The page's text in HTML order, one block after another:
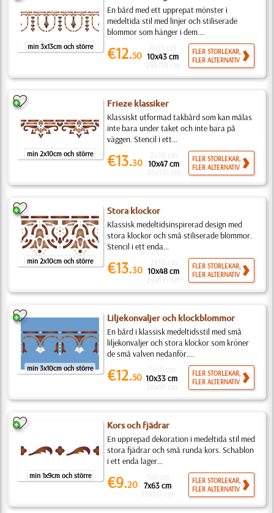
min 3x13cm och större
En bård med ett upprepat mönster i
medeltida stil med linjer och stiliserade
blommor som hänger i dem....
€12.50 10x43 cm
FLER STORLEKAR,
FLER ALTERNATIV
min 2x10cm och större
Frieze klassiker
Klassiskt utformad takbård som kan målas
inte bara under taket och inte bara på
väggen. Stencil i ett...
€13.30 10x47 cm
FLER STORLEKAR,
FLER ALTERNATIV
min 2x10cm och större
Stora klockor
Klassisk medeltidsinspirerad design med
stora klockor och små stiliserade blommor.
Stencil i ett enda...
€13.30 10x48 cm
FLER STORLEKAR,
FLER ALTERNATIV
min 3x10cm och större
Liljekonvaljer och klockblommor
En bård i klassisk medeltidsstil med små
liljekonvaljer och stora klockor som kröner
de små valven nedanför....
€12.50 10x33 cm
FLER STORLEKAR,
FLER ALTERNATIV
min 1x9cm och större
Kors och fjädrar
En upprepad dekoration i medeltida stil med
stora fjädrar och små runda kors. Schablon
i ett enda lager...
€9.20 7x63 cm
FLER STORLEKAR,
FLER ALTERNATIV